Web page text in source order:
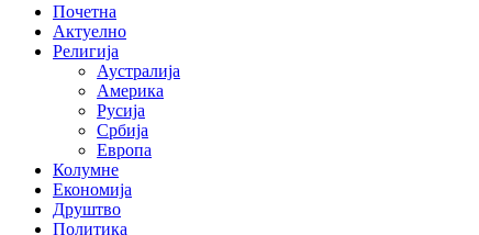
Почетна
Актуелно
Религија
Аустралија
Америка
Русија
Србија
Европа
Колумне
Економија
Друштво
Политика